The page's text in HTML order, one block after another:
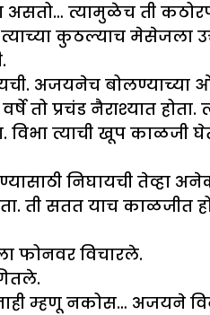
त्यामुळेच ती
कुठल्याच मेसेजला
अजयनेच बोलण्याच्या
तो प्रचंड नैराश्यात
त्याची खूप काळजी
निघायची तेव्हा
ती सतत याच
फोनवर विचारले.
म्हणू नकोस… अजयने